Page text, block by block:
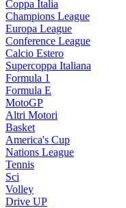
Coppa Italia
Champions League
Europa League
Conference League
Calcio Estero
Supercoppa Italiana
Formula 1
Formula E
MotoGP
Altri Motori
Basket
America's Cup
Nations League
Tennis
Sci
Volley
Drive UP